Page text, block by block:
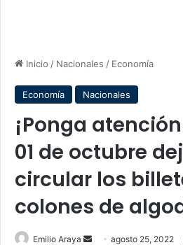
Inicio / Nacionales / Economía
Economía Nacionales
¡Ponga
01 de octubre
circular los
colones de
Emilio Araya
Sendagosto 25, 2022